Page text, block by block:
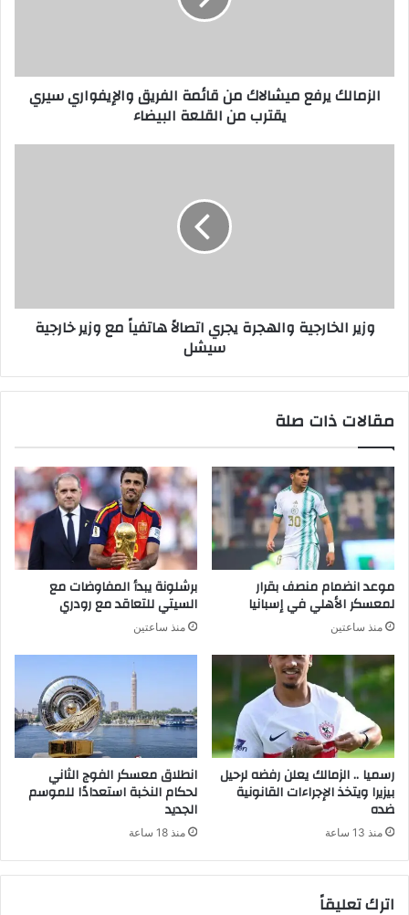
الزمالك يرفع ميشالاك من قائمة الفريق والإيفواري سيري
يقترب من القلعة البيضاء
وزير الخارجية والهجرة يجري اتصالاً هاتفياً مع وزير خارجية
سيشل
مقالات ذات صلة
موعد انضمام منصف بقرار
لمعسكر الأهلي في إسبانيا
منذ ساعتين
برشلونة يبدأ المفاوضات مع
السيتي للتعاقد مع رودري
منذ ساعتين
رسميا .. الزمالك يعلن رفضه لرحيل
بيزيرا ويتخذ الإجراءات القانونية
ضده
منذ 13 ساعة
انطلاق معسكر الفوج الثاني
لحكام النخبة استعدادًا للموسم
الجديد
منذ 18 ساعة
اترك تعليقاً